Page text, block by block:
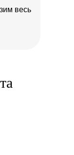
весь